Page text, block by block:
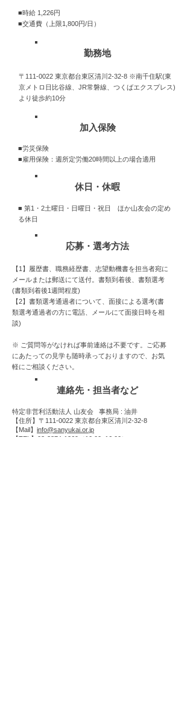
■時給 1,226円
■交通費 （上限1,800円/日 ）
勤務地
〒111-0022 東京都台東区清川2-32-8 ※南千住駅(東
京メトロ日比谷線、JR常磐線、つくばエクスプレス)
より徒歩約10分
加入保険
■労災保険
■雇用保険：週所定労働20時間以上の場合適用
休日・休暇
■ 第1・2土曜日・日曜日・祝日 ほか山友会の定め
る休日
応募・選考方法
【1】履歴書、職務経歴書、志望動機書を担当者宛に
メールまたは郵送にて送付。書類到着後、書類選考
(書類到着後1週間程度)
【2】書類選考通過者について、面接による選考(書
類選考通過者の方に電話、メールにて面接日時を相
談)
※ ご質問等がなければ事前連絡は不要です。ご応募
にあたっての見学も随時承っておりますので、お気
軽にご相談ください。
連絡先・担当者など
特定非営利活動法人 山友会 事務局 : 油井
【住所】〒111-0022 東京都台東区清川2-32-8
【Mail】 info@sanyukai.or.jp
【TEL】03-3874-1269（10:00~16:00）